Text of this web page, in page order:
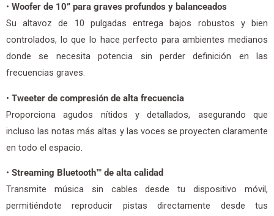
• Woofer de 10” para graves profundos y balanceados
Su altavoz de 10 pulgadas entrega bajos robustos y bien
controlados, lo que lo hace perfecto para ambientes medianos
donde se necesita potencia sin perder definición en las
frecuencias graves.
• Tweeter de compresión de alta frecuencia
Proporciona agudos nítidos y detallados, asegurando que
incluso las notas más altas y las voces se proyecten claramente
en todo el espacio.
• Streaming Bluetooth™ de alta calidad
Transmite música sin cables desde tu dispositivo móvil,
permitiéndote reproducir pistas directamente desde tus